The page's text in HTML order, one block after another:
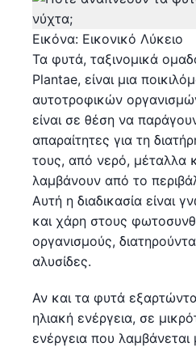
Εικόνα: Εικονικό Λύκειο
Τα φυτά, ταξινομικά
Plantae, είναι μια
αυτοτροφικών
είναι σε θέση να
απαραίτητες για τη
τους, από νερό, μέταλλα
λαμβάνουν από το
Αυτή η διαδικασία είναι
και χάρη στους
οργανισμούς,
αλυσίδες.
Αν και τα φυτά
ηλιακή ενέργεια, σε
ενέργεια που